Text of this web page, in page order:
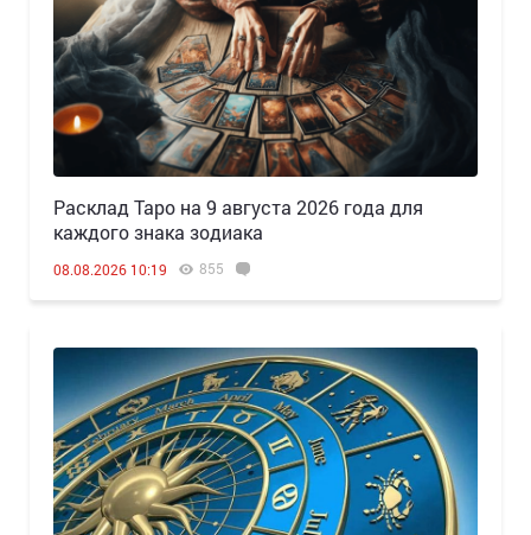
Расклад Таро на 9 августа 2026 года для
каждого знака зодиака
08.08.2026 10:19 855